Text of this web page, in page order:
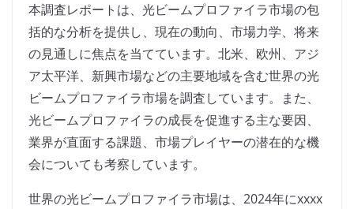
本調査レポートは、光ビームプロファイラ市場の包
括的な分析を提供し、現在の動向、市場力学、将来
の見通しに焦点を当てています。北米、欧州、アジ
ア太平洋、新興市場などの主要地域を含む世界の光
ビームプロファイラ市場を調査しています。また、
光ビームプロファイラの成長を促進する主な要因、
業界が直面する課題、市場プレイヤーの潜在的な機
会についても考察しています。
世界の光ビームプロファイラ市場は、2024年にxxxx